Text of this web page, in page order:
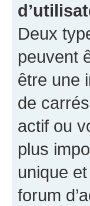
Deux
peuvent
être une
de
actif ou
plus
unique
forum